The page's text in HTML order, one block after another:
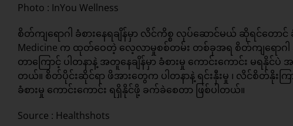
Photo : InYou Wellness
စိတ်ကျရောဂါ ခံစားနေရချိန်မှာ လိင်ကိစ္စ လုပ်ဆောင်မယ် ဆိုရင်တောင် ခံ
Medicine က ထုတ်ဝေတဲ့ လေ့လာမှုစစ်တမ်း တစ်ခုအရ စိတ်ကျရောဂါ
တာကြောင့် ပါတနာနဲ့ အတူနေချိန်မှာ ခံစားမှု ကောင်းကောင်း မ
တယ်။ စိတ်ပိုင်းဆိုင်ရာ ဖိအားတွေက ပါတနာနဲ့ ရင်းနှီးမှု ၊ လိင်စိတ်
ခံစားမှု ကောင်းကောင်း ရရှိနိုင်ဖို့ ခက်ခဲစေတာ ဖြစ်ပါတယ်။
Source : Healthshots